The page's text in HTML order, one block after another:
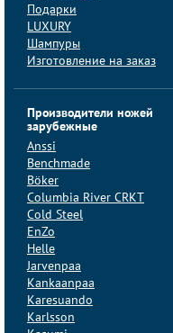
Подарки
LUXURY
Шампуры
Изготовление на заказ
Производители ножей
зарубежные
Anssi
Benchmade
Böker
Columbia River CRKT
Cold Steel
EnZo
Helle
Jarvenpaa
Kankaanpaa
Karesuando
Karlsson